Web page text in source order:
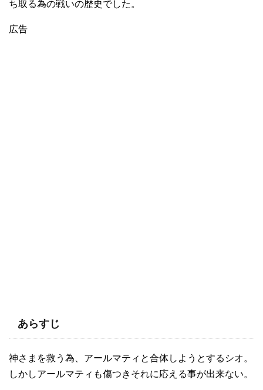
ち取る為の戦いの歴史でした。
広告
あらすじ
神さまを救う為、アールマティと合体しようとするシオ。
しかしアールマティも傷つきそれに応える事が出来ない。